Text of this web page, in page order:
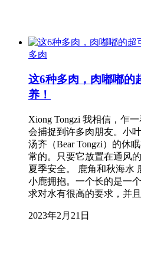
多肉
这6种多肉，肉嘟嘟的
养！
Xiong Tongzi 我相信，乍
会捕捉到许多肉朋友。小
汤齐（Bear Tongzi）的休
常的。只要它放置在通风
夏季安全。 鹿角和秋海水
小鹿拥抱。一个长的是一
求对水有很高的要求，并
2023年2月21日